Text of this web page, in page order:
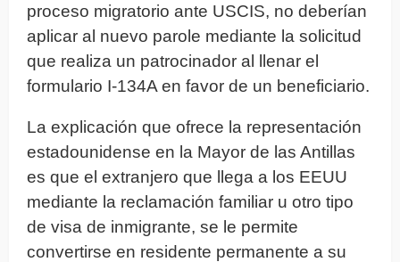
proceso migratorio ante USCIS, no deberían
aplicar al nuevo parole mediante la solicitud
que realiza un patrocinador al llenar el
formulario I-134A en favor de un beneficiario.
La explicación que ofrece la representación
estadounidense en la Mayor de las Antillas
es que el extranjero que llega a los EEUU
mediante la reclamación familiar u otro tipo
de visa de inmigrante, se le permite
convertirse en residente permanente a su